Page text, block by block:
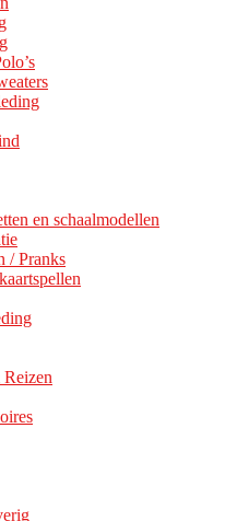
en schaalmodellen
/ Pranks